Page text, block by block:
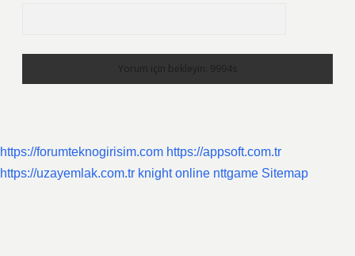
https://forumteknogirisim.com https://appsoft.com.tr
https://uzayemlak.com.tr knight online nttgame Sitemap